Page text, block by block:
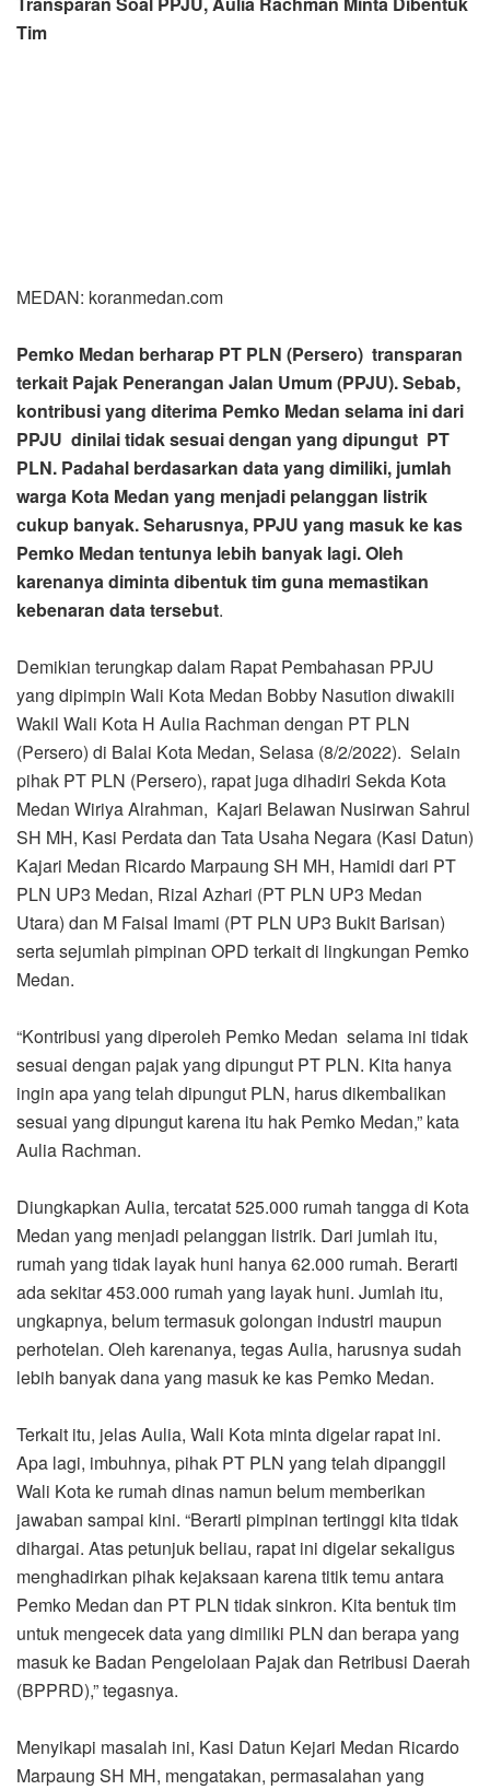
Tim
MEDAN: koranmedan.com
Pemko Medan berharap PT PLN (Persero) transparan
terkait Pajak Penerangan Jalan Umum (PPJU). Sebab,
kontribusi yang diterima Pemko Medan selama ini dari
PPJU dinilai tidak sesuai dengan yang dipungut PT
PLN. Padahal berdasarkan data yang dimiliki, jumlah
warga Kota Medan yang menjadi pelanggan listrik
cukup banyak. Seharusnya, PPJU yang masuk ke kas
Pemko Medan tentunya lebih banyak lagi. Oleh
karenanya diminta dibentuk tim guna memastikan
kebenaran data tersebut.
Demikian terungkap dalam Rapat Pembahasan PPJU
yang dipimpin Wali Kota Medan Bobby Nasution diwakili
Wakil Wali Kota H Aulia Rachman dengan PT PLN
(Persero) di Balai Kota Medan, Selasa (8/2/2022). Selain
pihak PT PLN (Persero), rapat juga dihadiri Sekda Kota
Medan Wiriya Alrahman, Kajari Belawan Nusirwan Sahrul
SH MH, Kasi Perdata dan Tata Usaha Negara (Kasi Datun)
Kajari Medan Ricardo Marpaung SH MH, Hamidi dari PT
PLN UP3 Medan, Rizal Azhari (PT PLN UP3 Medan
Utara) dan M Faisal Imami (PT PLN UP3 Bukit Barisan)
serta sejumlah pimpinan OPD terkait di lingkungan Pemko
Medan.
“Kontribusi yang diperoleh Pemko Medan selama ini tidak
sesuai dengan pajak yang dipungut PT PLN. Kita hanya
ingin apa yang telah dipungut PLN, harus dikembalikan
sesuai yang dipungut karena itu hak Pemko Medan,” kata
Aulia Rachman.
Diungkapkan Aulia, tercatat 525.000 rumah tangga di Kota
Medan yang menjadi pelanggan listrik. Dari jumlah itu,
rumah yang tidak layak huni hanya 62.000 rumah. Berarti
ada sekitar 453.000 rumah yang layak huni. Jumlah itu,
ungkapnya, belum termasuk golongan industri maupun
perhotelan. Oleh karenanya, tegas Aulia, harusnya sudah
lebih banyak dana yang masuk ke kas Pemko Medan.
Terkait itu, jelas Aulia, Wali Kota minta digelar rapat ini.
Apa lagi, imbuhnya, pihak PT PLN yang telah dipanggil
Wali Kota ke rumah dinas namun belum memberikan
jawaban sampai kini. “Berarti pimpinan tertinggi kita tidak
dihargai. Atas petunjuk beliau, rapat ini digelar sekaligus
menghadirkan pihak kejaksaan karena titik temu antara
Pemko Medan dan PT PLN tidak sinkron. Kita bentuk tim
untuk mengecek data yang dimiliki PLN dan berapa yang
masuk ke Badan Pengelolaan Pajak dan Retribusi Daerah
(BPPRD),” tegasnya.
Menyikapi masalah ini, Kasi Datun Kejari Medan Ricardo
Marpaung SH MH, mengatakan, permasalahan yang